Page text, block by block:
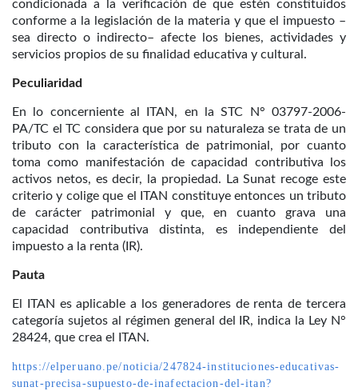
condicionada a la verificación de que estén constituidos
conforme a la legislación de la materia y que el impuesto –
sea directo o indirecto– afecte los bienes, actividades y
servicios propios de su finalidad educativa y cultural.
Peculiaridad
En lo concerniente al ITAN, en la STC N° 03797-2006-
PA/TC el TC considera que por su naturaleza se trata de un
tributo con la característica de patrimonial, por cuanto
toma como manifestación de capacidad contributiva los
activos netos, es decir, la propiedad. La Sunat recoge este
criterio y colige que el ITAN constituye entonces un tributo
de carácter patrimonial y que, en cuanto grava una
capacidad contributiva distinta, es independiente del
impuesto a la renta (IR).
Pauta
El ITAN es aplicable a los generadores de renta de tercera
categoría sujetos al régimen general del IR, indica la Ley N°
28424, que crea el ITAN.
https://elperuano.pe/noticia/247824-instituciones-educativas-
sunat-precisa-supuesto-de-inafectacion-del-itan?